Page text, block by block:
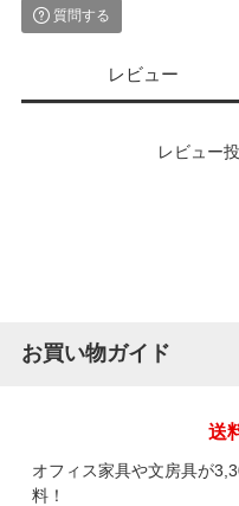
質問する
レビュー
レビュー
お買い物ガイド
送
オフィス家具や文房具が
料！